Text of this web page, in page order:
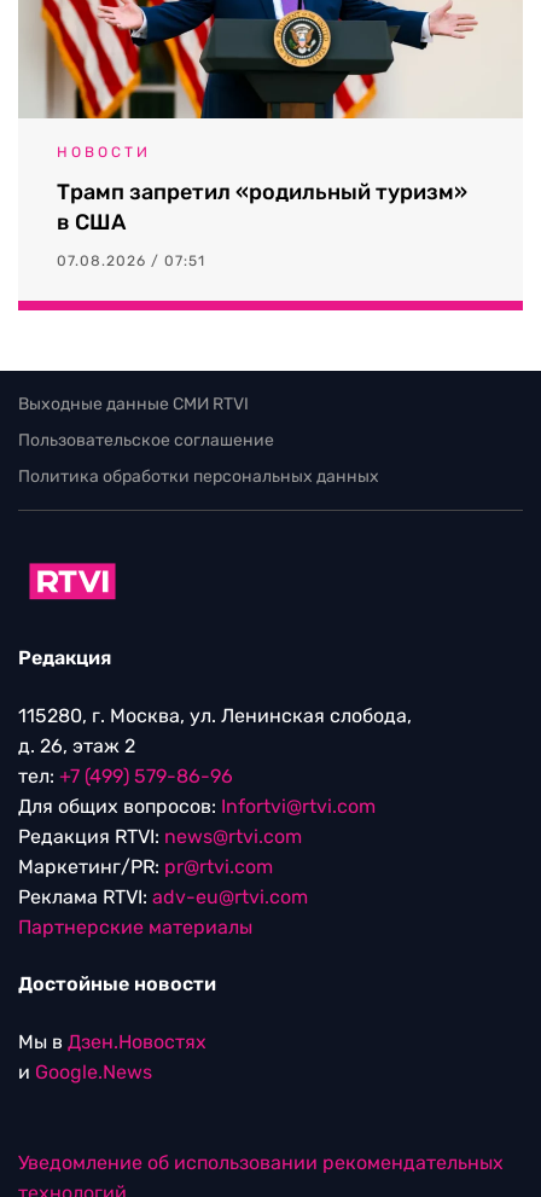
НОВОСТИ
Трамп запретил «родильный туризм»
в США
07.08.2026 / 07:51
Выходные данные СМИ RTVI
Пользовательское соглашение
Политика обработки персональных данных
Редакция
115280, г. Москва, ул. Ленинская слобода,
д. 26, этаж 2
тел: +7 (499) 579-86-96
Для общих вопросов: Infortvi@rtvi.com
Редакция RTVI: news@rtvi.com
Маркетинг/PR: pr@rtvi.com
Реклама RTVI: adv-eu@rtvi.com
Партнерские материалы
Достойные новости
Мы в Дзен.Новостях
и Google.News
Уведомление об использовании рекомендательных